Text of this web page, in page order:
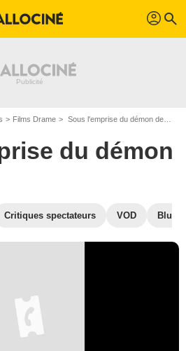
profil search
Films Drame Sous l'emprise du démon de Roy Boulting
du démon
Critiques spectateurs VOD Blu-